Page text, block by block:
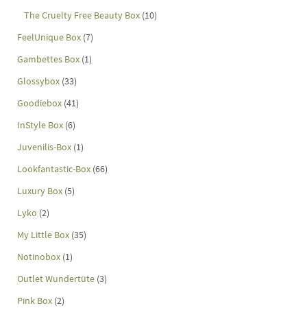
The Cruelty Free Beauty Box (10)
FeelUnique Box (7)
Gambettes Box (1)
Glossybox (33)
Goodiebox (41)
InStyle Box (6)
Juvenilis-Box (1)
Lookfantastic-Box (66)
Luxury Box (5)
Lyko (2)
My Little Box (35)
Notinobox (1)
Outlet Wundertüte (3)
Pink Box (2)